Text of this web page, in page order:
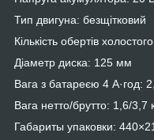
Тип двигуна: безщітковий
Кількість обертів
Діаметр диска: 125 мм
Вага з батареєю 4 А·год:
Вага нетто/брутто: 1,6/3,7
Габариты упаковки: